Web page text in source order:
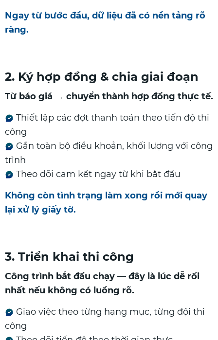
Ngay từ bước đầu, dữ liệu đã có nền tảng rõ
ràng.
2. Ký hợp đồng & chia giai đoạn
Từ báo giá → chuyển thành hợp đồng thực tế.
Thiết lập các đợt thanh toán theo tiến độ thi
công
Gắn toàn bộ điều khoản, khối lượng với công
trình
Theo dõi cam kết ngay từ khi bắt đầu
Không còn tình trạng làm xong rồi mới quay
lại xử lý giấy tờ.
3. Triển khai thi công
Công trình bắt đầu chạy — đây là lúc dễ rối
nhất nếu không có luồng rõ.
Giao việc theo từng hạng mục, từng đội thi
công